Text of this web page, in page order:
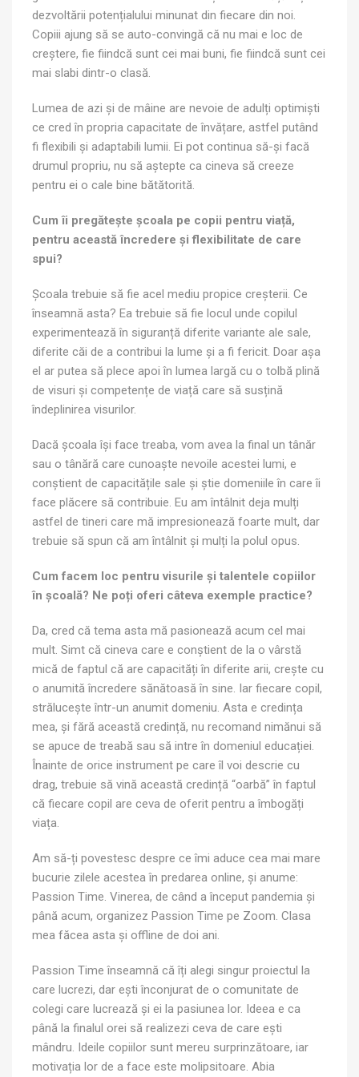
dezvoltării potențialului minunat din fiecare din noi.
Copiii ajung să se auto-convingă că nu mai e loc de
creștere, fie fiindcă sunt cei mai buni, fie fiindcă sunt cei
mai slabi dintr-o clasă.
Lumea de azi și de mâine are nevoie de adulți optimiști
ce cred în propria capacitate de învățare, astfel putând
fi flexibili și adaptabili lumii. Ei pot continua să-și facă
drumul propriu, nu să aștepte ca cineva să creeze
pentru ei o cale bine bătătorită.
Cum îi pregătește școala pe copii pentru viață,
pentru această încredere și flexibilitate de care
spui?
Școala trebuie să fie acel mediu propice creșterii. Ce
înseamnă asta? Ea trebuie să fie locul unde copilul
experimentează în siguranță diferite variante ale sale,
diferite căi de a contribui la lume și a fi fericit. Doar așa
el ar putea să plece apoi în lumea largă cu o tolbă plină
de visuri și competențe de viață care să susțină
îndeplinirea visurilor.
Dacă școala își face treaba, vom avea la final un tânăr
sau o tânără care cunoaște nevoile acestei lumi, e
conștient de capacitățile sale și știe domeniile în care îi
face plăcere să contribuie. Eu am întâlnit deja mulți
astfel de tineri care mă impresionează foarte mult, dar
trebuie să spun că am întâlnit și mulți la polul opus.
Cum facem loc pentru visurile și talentele copiilor
în școală? Ne poți oferi câteva exemple practice?
Da, cred că tema asta mă pasionează acum cel mai
mult. Simt că cineva care e conștient de la o vârstă
mică de faptul că are capacități în diferite arii, crește cu
o anumită încredere sănătoasă în sine. Iar fiecare copil,
strălucește într-un anumit domeniu. Asta e credința
mea, și fără această credință, nu recomand nimănui să
se apuce de treabă sau să intre în domeniul educației.
Înainte de orice instrument pe care îl voi descrie cu
drag, trebuie să vină această credință “oarbă” în faptul
că fiecare copil are ceva de oferit pentru a îmbogăți
viața.
Am să-ți povestesc despre ce îmi aduce cea mai mare
bucurie zilele acestea în predarea online, și anume:
Passion Time. Vinerea, de când a început pandemia și
până acum, organizez Passion Time pe Zoom. Clasa
mea făcea asta și offline de doi ani.
Passion Time înseamnă că îți alegi singur proiectul la
care lucrezi, dar ești înconjurat de o comunitate de
colegi care lucrează și ei la pasiunea lor. Ideea e ca
până la finalul orei să realizezi ceva de care ești
mândru. Ideile copiilor sunt mereu surprinzătoare, iar
motivația lor de a face este molipsitoare. Abia